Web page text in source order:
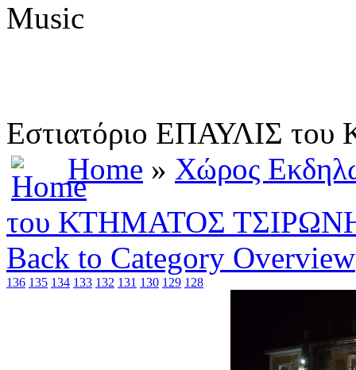
Music
Εστιατόριο ΕΠΑΥΛΙΣ
Home » Χώρος
του ΚΤΗΜΑΤΟΣ
Back to Category Overview
136 135 134 133 132 131 130 129 128